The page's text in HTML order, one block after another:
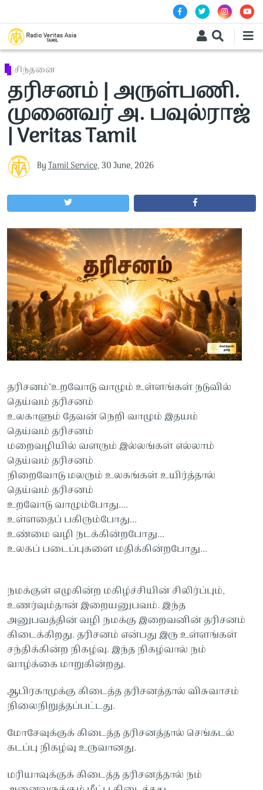
சிந்தனை
தரிசனம் | அருள்பணி.
முனைவர் அ. பவுல்ராஜ்
| Veritas Tamil
ByTamil Service,30 June, 2026
தரிசனம்''உறவோடு வாழும் உள்ளங்கள் நடுவில்
தெய்வம் தரிசனம்
உலகாளும் தேவன் நெறி வாழும் இதயம்
தெய்வம் தரிசனம்
மறைவழியில் வளரும் இல்லங்கள் எல்லாம்
தெய்வம் தரிசனம்
நிறைவோடு மலரும் உலகங்கள் உயிர்த்தால்
தெய்வம் தரிசனம்
உறவோடு வாழும்போது....
உள்ளதைப் பகிரும்போது...
உண்மை வழி நடக்கின்றபோது...
உலகப் படைப்புகளை மதிக்கின்றபோது...
நமக்குள் எழுகின்ற மகிழ்ச்சியின் சிலிர்ப்பும்,
உணர்வும்தான் இறையனுபவம். இந்த
அனுபவத்தின் வழி நமக்கு இறைவனின் தரிசனம்
கிடைக்கிறது. தரிசனம் என்பது இரு உள்ளங்கள்
சந்திக்கின்ற நிகழ்வு. இந்த நிகழ்வால் நம்
வாழ்க்கை மாறுகின்றது.
ஆபிரகாமுக்கு கிடைத்த தரிசனத்தால் விசுவாசம்
நிலைநிறுத்தப்பட்டது.
மோசேவுக்குக் கிடைத்த தரிசனத்தால் செங்கடல்
கடப்பு நிகழ்வு உருவானது.
மரியாவுக்குக் கிடைத்த தரிசனத்தால் நம்